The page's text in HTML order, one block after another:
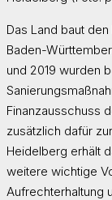
Das Land baut
Baden-
und 2019 wurden
Finanzausschuss
zusätzlich dafür
Heidelberg erhält
weitere wichtige
Aufrechterhaltung